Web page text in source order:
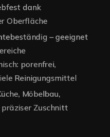
dank
Oberfläche
– geeignet
porenfrei,
Reinigungsmittel
Möbelbau,
präziser Zuschnitt